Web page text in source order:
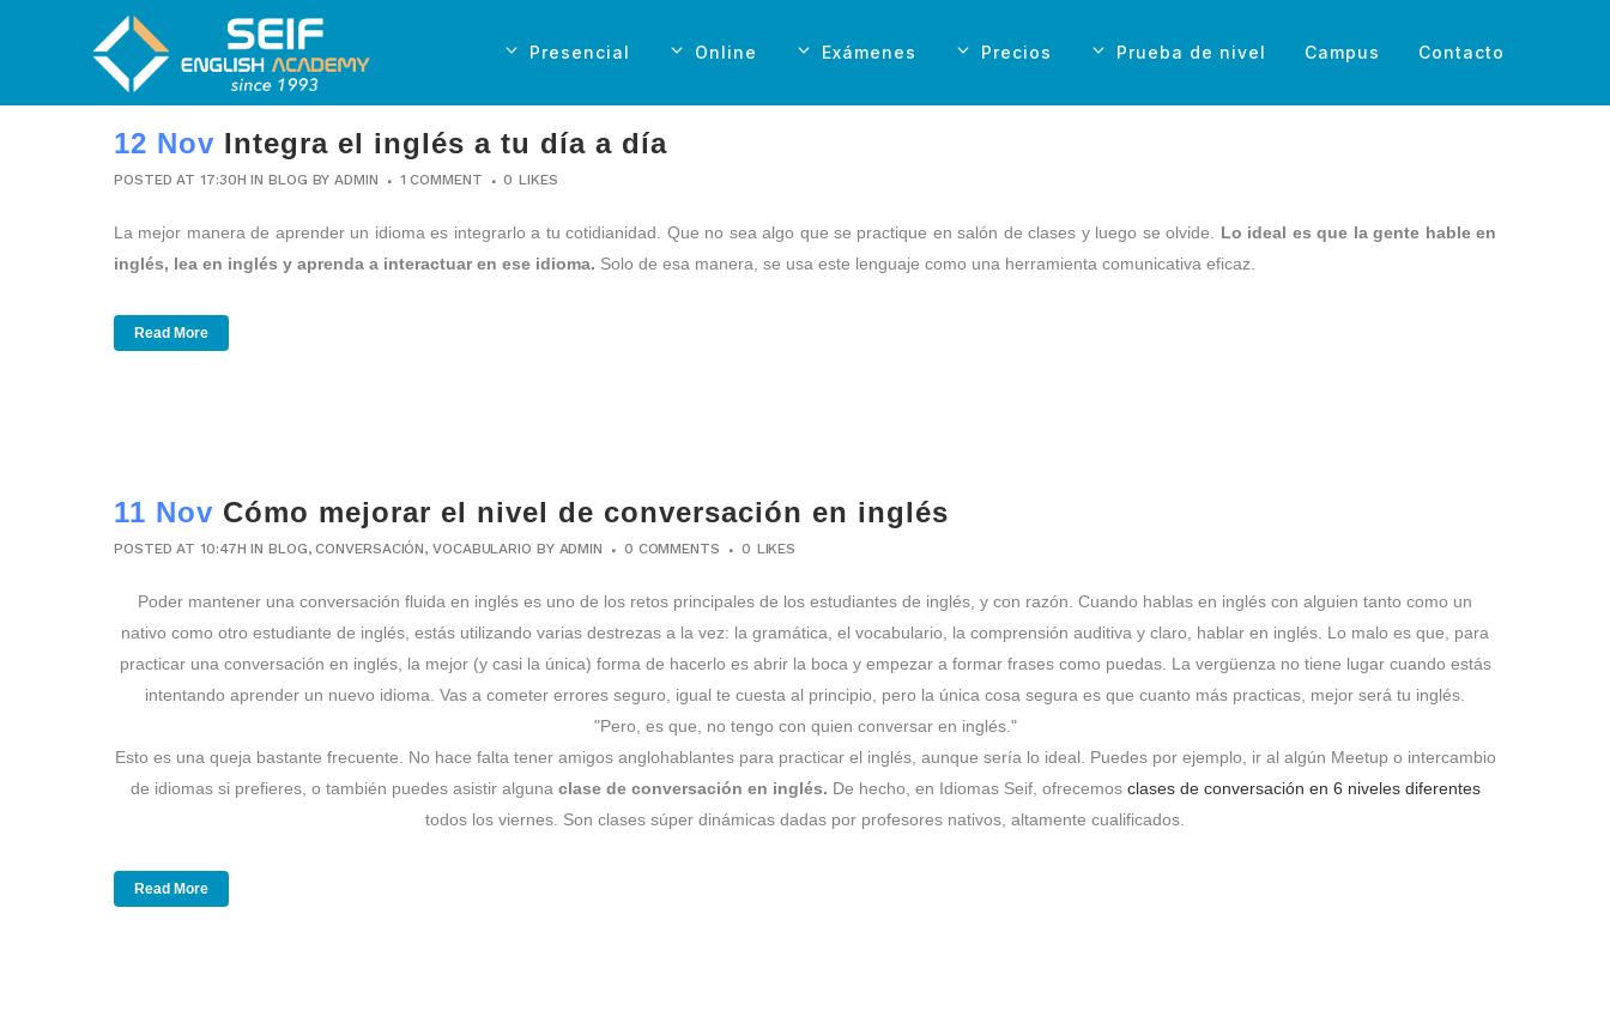
Presencial Online Exámenes Precios Prueba de nivel Campus Contacto
12 Nov Integra el inglés a tu día a día
POSTED AT 17:30H INBLOG BYADMIN 1 COMMENT 0 LIKES
La mejor manera de aprender un idioma es integrarlo a tu cotidianidad. Que no sea algo que se practique en salón de clases y luego se olvide. Lo ideal es que la gente hable en
inglés, lea en inglés y aprenda a interactuar en ese idioma. Solo de esa manera, se usa este lenguaje como una herramienta comunicativa eficaz.
Read More
11 Nov Cómo mejorar el nivel de conversación en inglés
POSTED AT 10:47H INBLOG,CONVERSACIÓN,VOCABULARIO BY ADMIN 0 COMMENTS 0 LIKES
Poder mantener una conversación fluida en inglés es uno de los retos principales de los estudiantes de inglés, y con razón. Cuando hablas en inglés con alguien tanto como un
nativo como otro estudiante de inglés, estás utilizando varias destrezas a la vez: la gramática, el vocabulario, la comprensión auditiva y claro, hablar en inglés. Lo malo es que, para
practicar una conversación en inglés, la mejor (y casi la única) forma de hacerlo es abrir la boca y empezar a formar frases como puedas. La vergüenza no tiene lugar cuando estás
intentando aprender un nuevo idioma. Vas a cometer errores seguro, igual te cuesta al principio, pero la única cosa segura es que cuanto más practicas, mejor será tu inglés.
"Pero, es que, no tengo con quien conversar en inglés."
Esto es una queja bastante frecuente. No hace falta tener amigos anglohablantes para practicar el inglés, aunque sería lo ideal. Puedes por ejemplo, ir al algún Meetup o intercambio
de idiomas si prefieres, o también puedes asistir alguna clase de conversación en inglés. De hecho, en Idiomas Seif, ofrecemos clases de conversación en 6 niveles diferentes
todos los viernes. Son clases súper dinámicas dadas por profesores nativos, altamente cualificados.
Read More